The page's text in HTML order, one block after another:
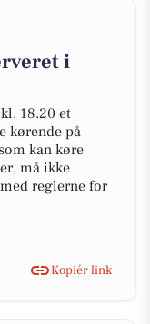
i
18.20 et
kørende på
kan køre
må ikke
reglerne for
Kopiér link